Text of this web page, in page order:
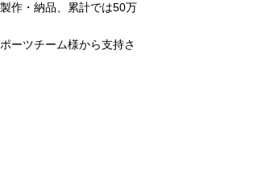
作・納品、累計では50万
ーツチーム様から支持さ